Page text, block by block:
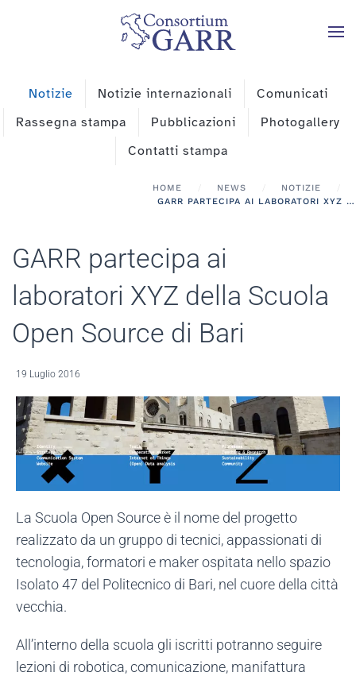
Skip to main content
Notizie Notizie internazionali
Comunicati
Rassegna stampa
Pubblicazioni
Photogallery
Contatti stampa
HOME NEWS
NOTIZIE
GARR PARTECIPA AI LABORATORI XYZ DELLA SCUOLA OPEN SOURCE DI BARI
GARR partecipa ai
laboratori XYZ della Scuola
Open Source di Bari
19 Luglio 2016
La Scuola Open Source è il nome del progetto
realizzato da un gruppo di tecnici, appassionati di
tecnologia, formatori e maker ospitata nello spazio
Isolato 47 del Politecnico di Bari, nel cuore della città
vecchia.
All’interno della scuola gli iscritti potranno seguire
lezioni di robotica, comunicazione, manifattura